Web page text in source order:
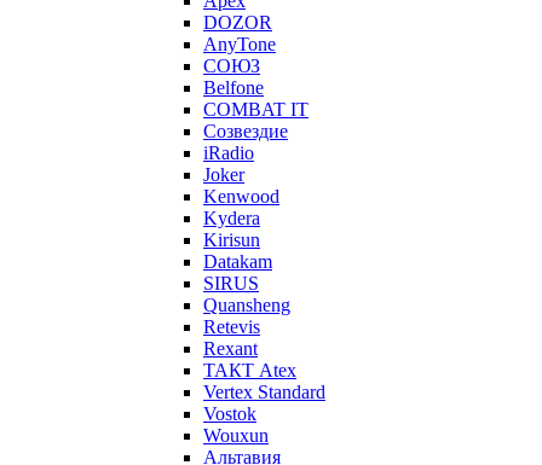
DOZOR
AnyTone
СОЮЗ
Belfone
COMBAT IT
Созвездие
iRadio
Joker
Kenwood
Kydera
Kirisun
Datakam
SIRUS
Quansheng
Retevis
Rexant
ТАКТ Atex
Vertex Standard
Vostok
Wouxun
Альтавия